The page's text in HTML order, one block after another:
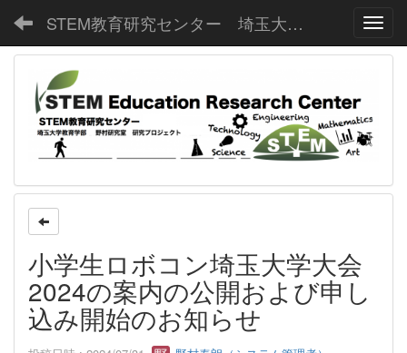
STEM教育研究センター 埼玉大学教育学部野村研究室
小学生ロボコン埼玉大学大会
2024の案内の公開および申し
込み開始のお知らせ